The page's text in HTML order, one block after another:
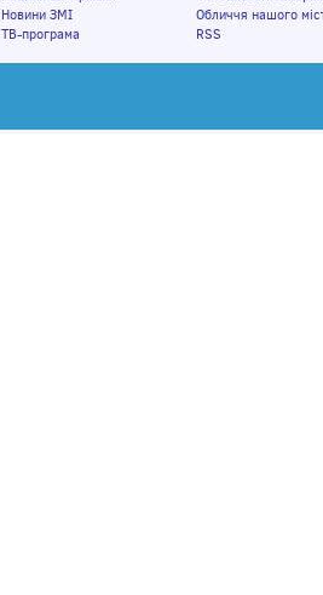
Новини ЗМІ
ТВ-програма
Обличчя нашого
RSS